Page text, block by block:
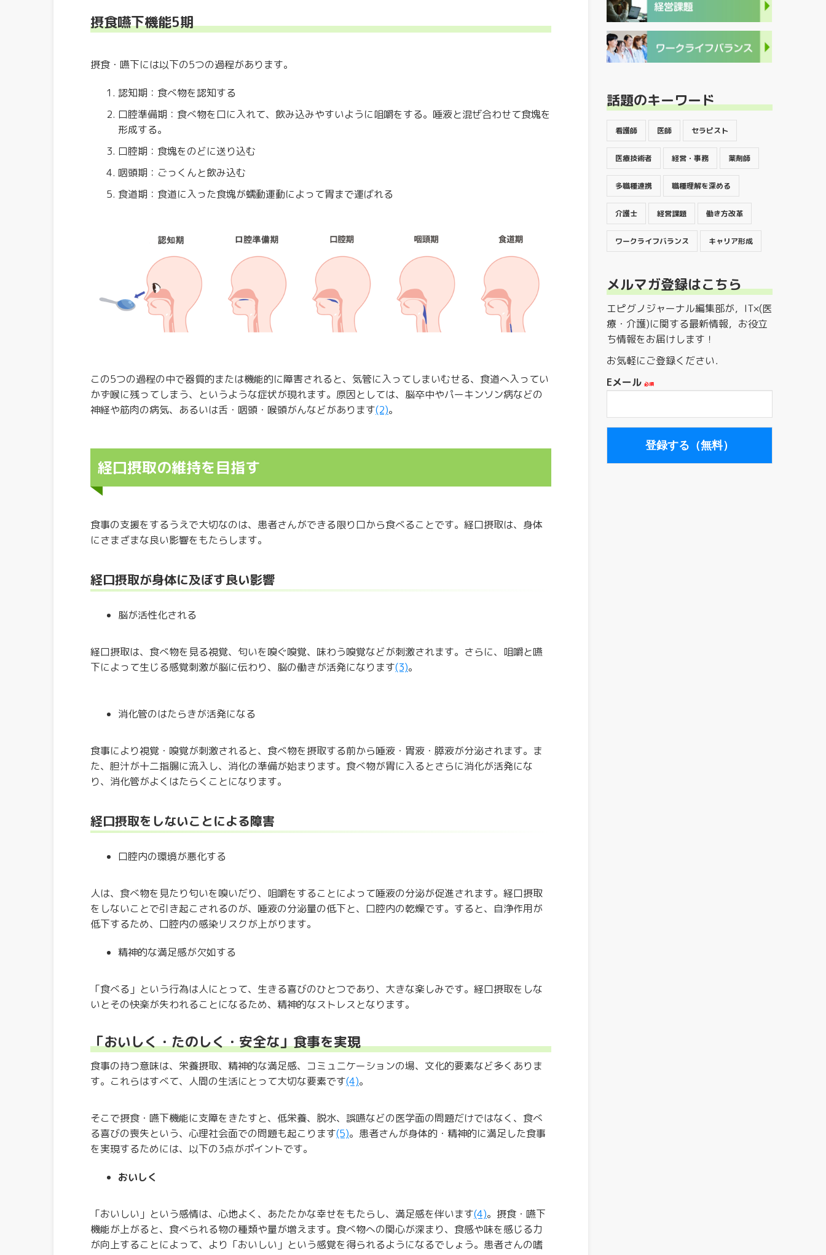
摂食嚥下機能5期
摂食・嚥下には以下の5つの過程があります。
認知期：食べ物を認知する
口腔準備期：食べ物を口に入れて、飲み込みやすいように咀嚼をする。唾液と混ぜ合わせて食塊を
形成する。
口腔期：食塊をのどに送り込む
咽頭期：ごっくんと飲み込む
食道期：食道に入った食塊が蠕動運動によって胃まで運ばれる
この5つの過程の中で器質的または機能的に障害されると、気管に入ってしまいむせる、食道へ入ってい
かず喉に残ってしまう、というような症状が現れます。原因としては、脳卒中やパーキンソン病などの
神経や筋肉の病気、あるいは舌・咽頭・喉頭がんなどがあります(2)。
経口摂取の維持を目指す
食事の支援をするうえで大切なのは、患者さんができる限り口から食べることです。経口摂取は、身体
にさまざまな良い影響をもたらします。
経口摂取が身体に及ぼす良い影響
脳が活性化される
経口摂取は、食べ物を見る視覚、匂いを嗅ぐ嗅覚、味わう嗅覚などが刺激されます。さらに、咀嚼と嚥
下によって生じる感覚刺激が脳に伝わり、脳の働きが活発になります(3)。
消化管のはたらきが活発になる
食事により視覚・嗅覚が刺激されると、食べ物を摂取する前から唾液・胃液・膵液が分泌されます。ま
た、胆汁が十二指腸に流入し、消化の準備が始まります。食べ物が胃に入るとさらに消化が活発にな
り、消化管がよくはたらくことになります。
経口摂取をしないことによる障害
口腔内の環境が悪化する
人は、食べ物を見たり匂いを嗅いだり、咀嚼をすることによって唾液の分泌が促進されます。経口摂取
をしないことで引き起こされるのが、唾液の分泌量の低下と、口腔内の乾燥です。すると、自浄作用が
低下するため、口腔内の感染リスクが上がります。
精神的な満足感が欠如する
「食べる」という行為は人にとって、生きる喜びのひとつであり、大きな楽しみです。経口摂取をしな
いとその快楽が失われることになるため、精神的なストレスとなります。
「おいしく・たのしく・安全な」食事を実現
食事の持つ意味は、栄養摂取、精神的な満足感、コミュニケーションの場、文化的要素など多くありま
す。これらはすべて、人間の生活にとって大切な要素です(4)。
そこで摂食・嚥下機能に支障をきたすと、低栄養、脱水、誤嚥などの医学面の問題だけではなく、食べ
る喜びの喪失という、心理社会面での問題も起こります(5)。患者さんが身体的・精神的に満足した食事
を実現するためには、以下の3点がポイントです。
おいしく
「おいしい」という感情は、心地よく、あたたかな幸せをもたらし、満足感を伴います(4)。摂食・嚥下
機能が上がると、食べられる物の種類や量が増えます。食べ物への関心が深まり、食感や味を感じる力
が向上することによって、より「おいしい」という感覚を得られるようになるでしょう。患者さんの嗜
話題のキーワード
看護師 医師 セラピスト
医療技術者 経営・事務 薬剤師
多職種連携 職種理解を深める
介護士 経営課題 働き方改革
ワークライフバランス キャリア形成
メルマガ登録はこちら
エピグノジャーナル編集部が，IT×(医
療・介護)に関する最新情報，お役立
ち情報をお届けします！
お気軽にご登録ください．
Eメール